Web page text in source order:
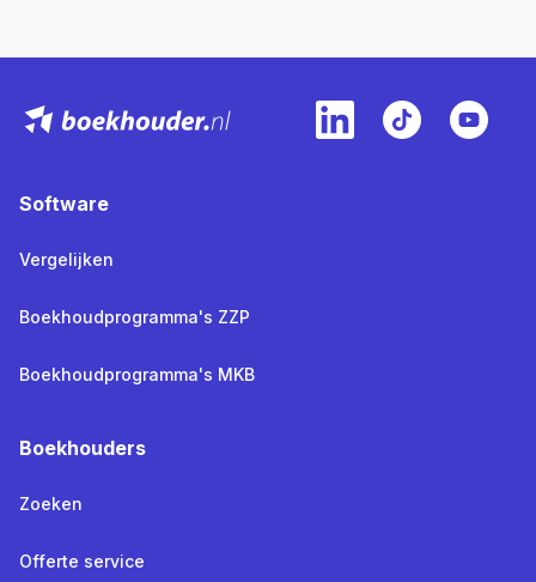
Software
Vergelijken
Boekhoudprogramma's ZZP
Boekhoudprogramma's MKB
Boekhouders
Zoeken
Offerte service